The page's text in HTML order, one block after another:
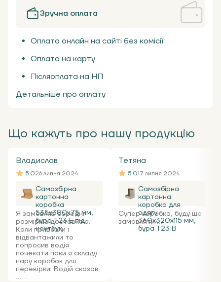
Зручна оплата
Оплата онлайн на сайті без комісії
Оплата на карту
Післяоплата на НП
Детальніше про оплату
Що кажуть про нашу продукцію
Владислав
5.026 липня 2024
Самозбірна
картонна
коробка
535x380x75 мм,
бура Т23 Е під
ноутбук
Я замовляв середні
розміри з доставкою.
Коли привезли і
відвантажили то
попросив водія
почекати поки я складу
пару коробок для
перевірки. Водій сказав
... ...
Тетяна
5.017 липня 2024
Самозбірна
картонна
коробка для
одягу
360х320х115 мм,
бура Т23 В
Супер коробка, буду ще
замовляти ...